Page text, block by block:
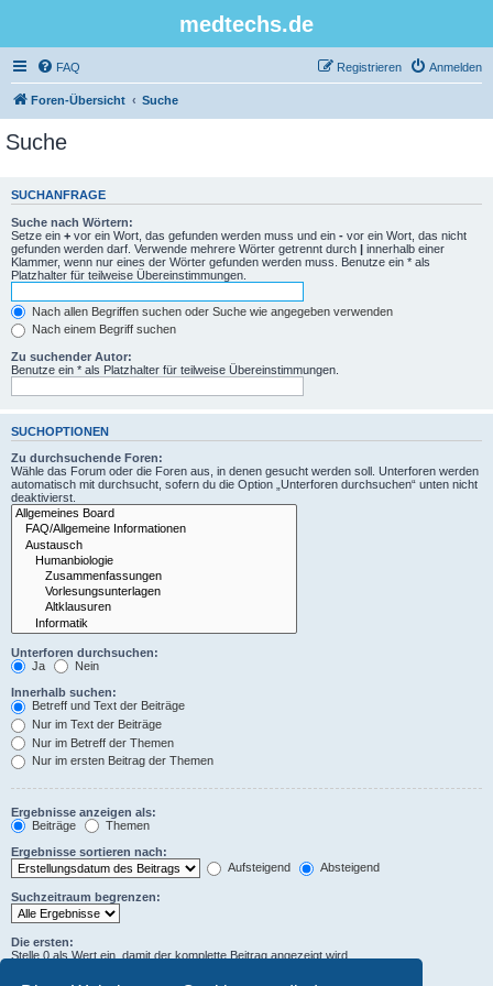
medtechs.de
FAQ Anmelden
Registrieren
Foren-Übersicht Suche
Suche
SUCHANFRAGE
Suche nach Wörtern:
Setze ein + vor ein Wort, das gefunden werden muss und ein - vor ein Wort, das nicht
gefunden werden darf. Verwende mehrere Wörter getrennt durch | innerhalb einer
Klammer, wenn nur eines der Wörter gefunden werden muss. Benutze ein * als
Platzhalter für teilweise Übereinstimmungen.
Nach allen Begriffen suchen oder Suche wie angegeben verwenden
Nach einem Begriff suchen
Zu suchender Autor:
Benutze ein * als Platzhalter für teilweise Übereinstimmungen.
SUCHOPTIONEN
Zu durchsuchende Foren:
Wähle das Forum oder die Foren aus, in denen gesucht werden soll. Unterforen werden
automatisch mit durchsucht, sofern du die Option „Unterforen durchsuchen“ unten nicht
deaktivierst.
Unterforen durchsuchen:
Ja
Nein
Innerhalb suchen:
Betreff und Text der Beiträge
Nur im Text der Beiträge
Nur im Betreff der Themen
Nur im ersten Beitrag der Themen
Ergebnisse anzeigen als:
Beiträge
Themen
Ergebnisse sortieren nach:
Aufsteigend
Absteigend
Suchzeitraum begrenzen:
Die ersten:
Stelle 0 als Wert ein, damit der komplette Beitrag angezeigt wird.